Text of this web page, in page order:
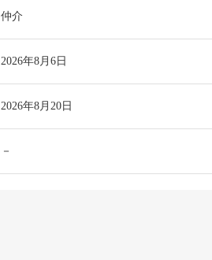
仲介
2026年8月6日
2026年8月20日
－